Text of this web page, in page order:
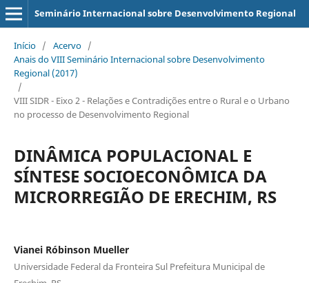
Seminário Internacional sobre Desenvolvimento Regional
Início / Acervo /
Anais do VIII Seminário Internacional sobre Desenvolvimento
Regional (2017)
/
VIII SIDR - Eixo 2 - Relações e Contradições entre o Rural e o Urbano
no processo de Desenvolvimento Regional
DINÂMICA POPULACIONAL E
SÍNTESE SOCIOECONÔMICA DA
MICRORREGIÃO DE ERECHIM, RS
Vianei Róbinson Mueller
Universidade Federal da Fronteira Sul Prefeitura Municipal de